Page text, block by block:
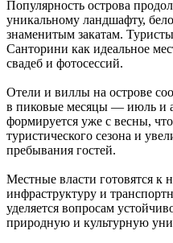
Популярность острова
уникальному ландшафту,
знаменитым закатам.
Санторини как идеальное
свадеб и фотосессий.
Отели и виллы на острове
в пиковые месяцы — июль и
формируется уже с весны,
туристического сезона и
пребывания гостей.
Местные власти готовятся к
инфраструктуру и
уделяется вопросам
природную и культурную